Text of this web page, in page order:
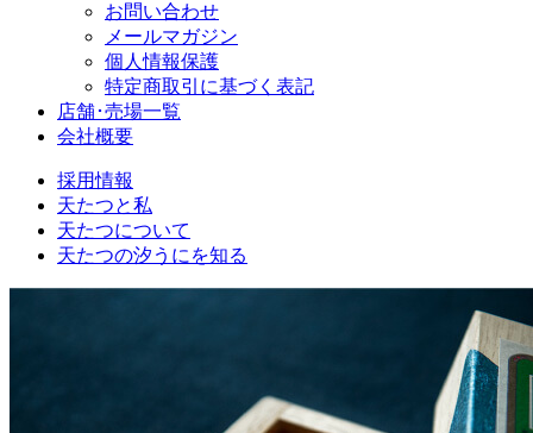
お問い合わせ
メールマガジン
個人情報保護
特定商取引に基づく表記
店舗･売場一覧
会社概要
採用情報
天たつと私
天たつについて
天たつの汐うにを知る